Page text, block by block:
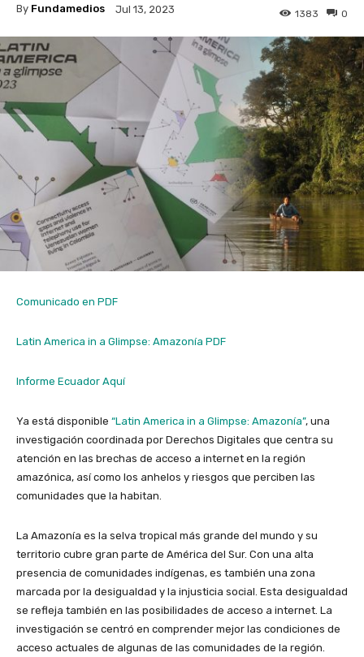
By Fundamedios Jul 13, 2023 0
1383
Comunicado en PDF
Latin America in a Glimpse: Amazonía PDF
Informe Ecuador Aquí
Ya está disponible “Latin America in a Glimpse: Amazonía”, una
investigación coordinada por Derechos Digitales que centra su
atención en las brechas de acceso a internet en la región
amazónica, así como los anhelos y riesgos que perciben las
comunidades que la habitan.
La Amazonía es la selva tropical más grande del mundo y su
territorio cubre gran parte de América del Sur. Con una alta
presencia de comunidades indígenas, es también una zona
marcada por la desigualdad y la injusticia social. Esta desigualdad
se refleja también en las posibilidades de acceso a internet. La
investigación se centró en comprender mejor las condiciones de
acceso actuales de algunas de las comunidades de la región.